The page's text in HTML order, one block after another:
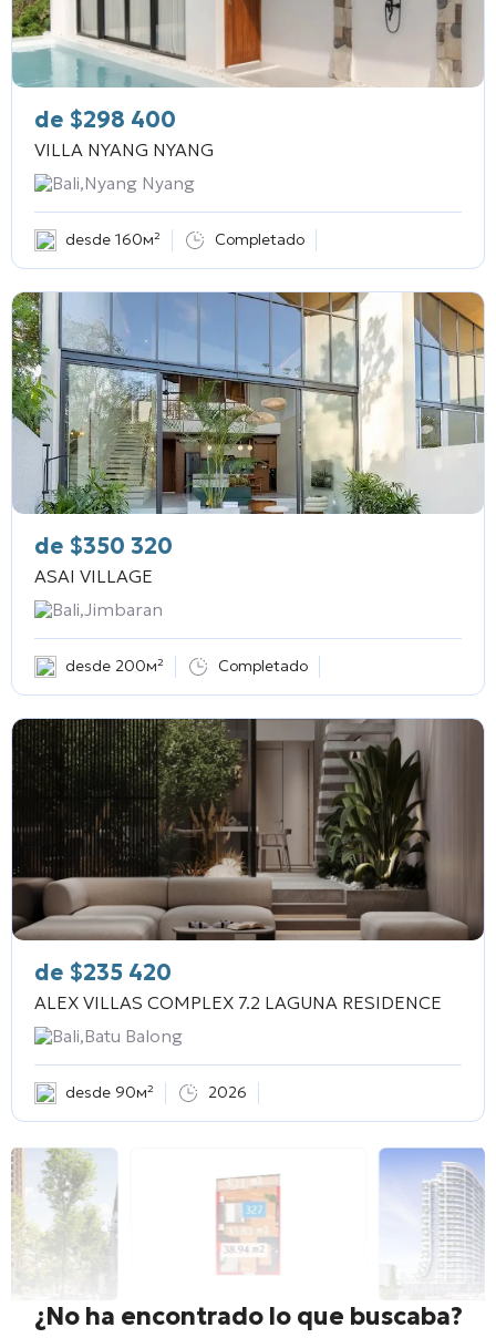
de $298 400
VILLA NYANG NYANG
Bali,Nyang Nyang
desde 160м² Completado
de $350 320
ASAI VILLAGE
Bali,Jimbaran
desde 200м² Completado
de $235 420
ALEX VILLAS COMPLEX 7.2 LAGUNA RESIDENCE
Bali,Batu Balong
desde 90м² 2026
¿No ha encontrado lo que buscaba?